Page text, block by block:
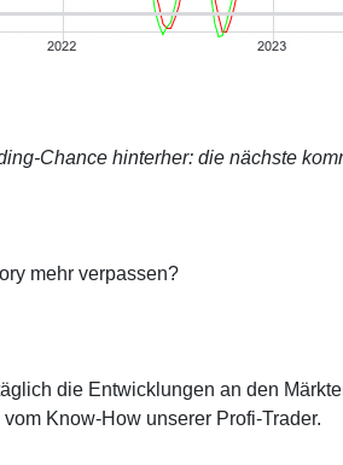
Chance hinterher: die nächste
mehr verpassen?
die Entwicklungen an den
Know-How unserer Profi-Trader.